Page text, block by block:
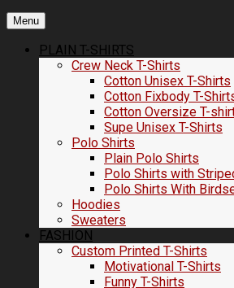
Menu
PLAIN T-SHIRTS
Crew Neck T-Shirts
Cotton Unisex T-Shirts
Cotton Fixbody T-
Cotton Oversize T-
Supe Unisex T-Shirts
Polo Shirts
Plain Polo Shirts
Polo Shirts with
Polo Shirts With
Hoodies
Sweaters
FASHION
Custom Printed T-Shirts
Motivational T-Shirts
Funny T-Shirts